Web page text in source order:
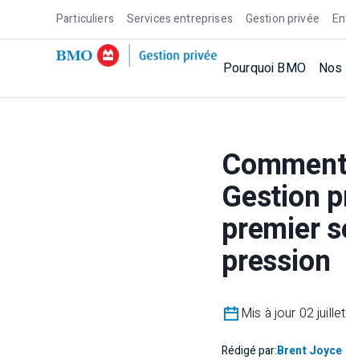
Particuliers Services entreprises Gestion privée
Pourquoi BMO
Gestion
premier
pression
Mis à jour 02
Rédigé par:Brent Joyce